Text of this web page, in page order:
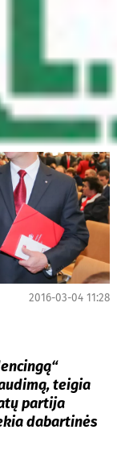
2016-03-04 11:28
teigia
partija
dabartinės